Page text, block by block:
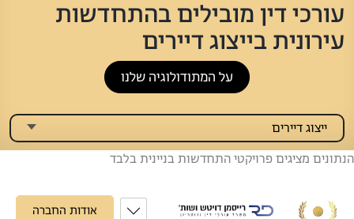
עורכי דין מובילים בהתחדשות
עירונית בייצוג דיירים
על המתודולוגיה שלנו
ייצוג דיירים
הנתונים מציגים פרויקטי התחדשות בניינית בלבד
אודות החברה